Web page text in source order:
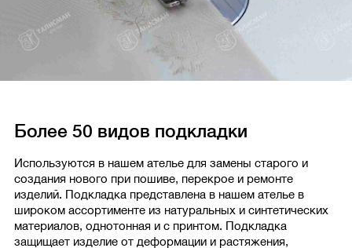
Более 50 видов подкладки
Используются в нашем ателье для замены старого и
создания нового при пошиве, перекрое и ремонте
изделий. Подкладка представлена в нашем ателье в
широком ассортименте из натуральных и синтетических
материалов, однотонная и с принтом. Подкладка
защищает изделие от деформации и растяжения,